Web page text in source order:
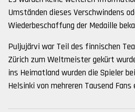
Umständen dieses Verschwindens
Wiederbeschaffung der Medaille
Puljujärvi war Teil des finnischen
Zürich zum Weltmeister gekürt
ins Heimatland wurden die Spieler
Helsinki von mehreren Tausend Fans